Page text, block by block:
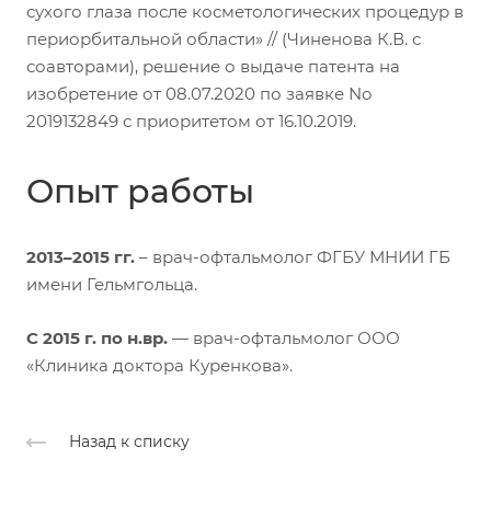
сухого глаза после косметологических процедур в
периорбитальной области» // (Чиненова К.В. с
соавторами), решение о выдаче патента на
изобретение от 08.07.2020 по заявке No
2019132849 с приоритетом от 16.10.2019.
Опыт работы
2013–2015 гг. – врач-офтальмолог ФГБУ МНИИ ГБ
имени Гельмгольца.
С 2015 г. по н.вр. — врач-офтальмолог ООО
«Клиника доктора Куренкова».
Назад к списку